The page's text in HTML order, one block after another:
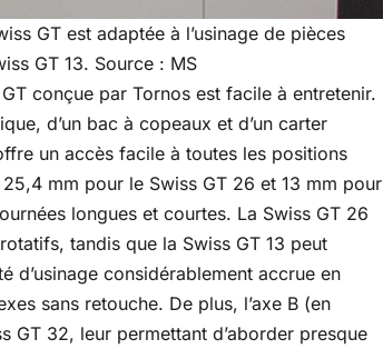
GT est adaptée à l’usinage de pièces
GT 13. Source : MS
conçue par Tornos est facile à entretenir.
d’un bac à copeaux et d’un carter
un accès facile à toutes les positions
mm pour le Swiss GT 26 et 13 mm pour
longues et courtes. La Swiss GT 26
tandis que la Swiss GT 13 peut
d’usinage considérablement accrue en
sans retouche. De plus, l’axe B (en
GT 32, leur permettant d’aborder presque